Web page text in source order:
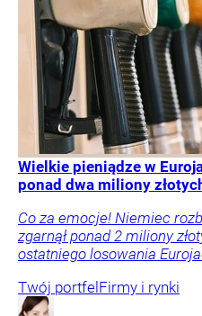
Wielkie pieniądze w
ponad dwa miliony
Co za emocje! Niemiec
zgarnął ponad 2 miliony
ostatniego losowania
Twój portfel Firmy i rynki